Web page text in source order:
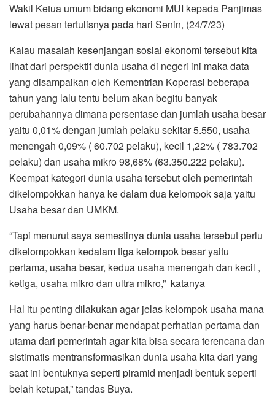
Wakil Ketua umum bidang ekonomi MUI kepada Panjimas
lewat pesan tertulisnya pada hari Senin, (24/7/23)
Kalau masalah kesenjangan sosial ekonomi tersebut kita
lihat dari perspektif dunia usaha di negeri ini maka data
yang disampaikan oleh Kementrian Koperasi beberapa
tahun yang lalu tentu belum akan begitu banyak
perubahannya dimana persentase dan jumlah usaha besar
yaitu 0,01% dengan jumlah pelaku sekitar 5.550, usaha
menengah 0,09% ( 60.702 pelaku), kecil 1,22% ( 783.702
pelaku) dan usaha mikro 98,68% (63.350.222 pelaku).
Keempat kategori dunia usaha tersebut oleh pemerintah
dikelompokkan hanya ke dalam dua kelompok saja yaitu
Usaha besar dan UMKM.
“Tapi menurut saya semestinya dunia usaha tersebut perlu
dikelompokkan kedalam tiga kelompok besar yaitu
pertama, usaha besar, kedua usaha menengah dan kecil ,
ketiga, usaha mikro dan ultra mikro,” katanya
Hal itu penting dilakukan agar jelas kelompok usaha mana
yang harus benar-benar mendapat perhatian pertama dan
utama dari pemerintah agar kita bisa secara terencana dan
sistimatis mentransformasikan dunia usaha kita dari yang
saat ini bentuknya seperti piramid menjadi bentuk seperti
belah ketupat,” tandas Buya.